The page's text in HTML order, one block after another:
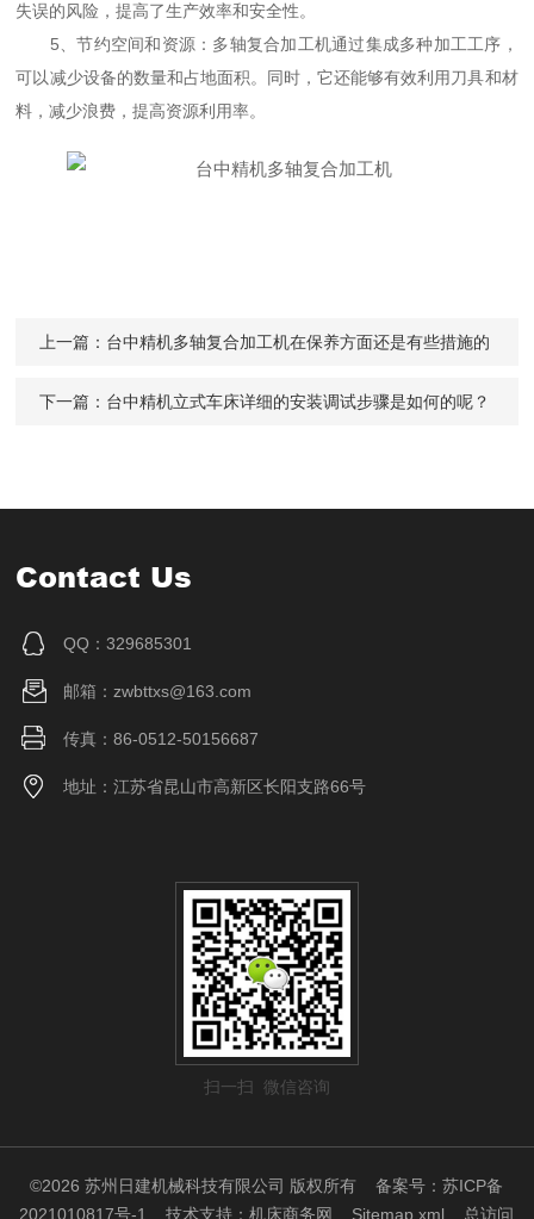
失误的风险，提高了生产效率和安全性。
5、节约空间和资源：多轴复合加工机通过集成多种加工工序，
可以减少设备的数量和占地面积。同时，它还能够有效利用刀具和材
料，减少浪费，提高资源利用率。
上一篇： 台中精机多轴复合加工机在保养方面还是有些措施的
下一篇： 台中精机立式车床详细的安装调试步骤是如何的呢？
Contact Us
QQ：329685301
邮箱：zwbttxs@163.com
传真：86-0512-50156687
地址：江苏省昆山市高新区长阳支路66号
扫一扫 微信咨询
©2026 苏州日建机械科技有限公司 版权所有备案号：苏ICP备
2021010817号-1
技术支持：机床商务网 Sitemap.xml 总访问